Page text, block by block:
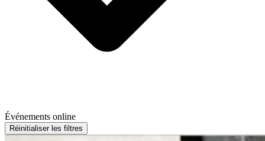
Événements online
Réinitialiser les filtres